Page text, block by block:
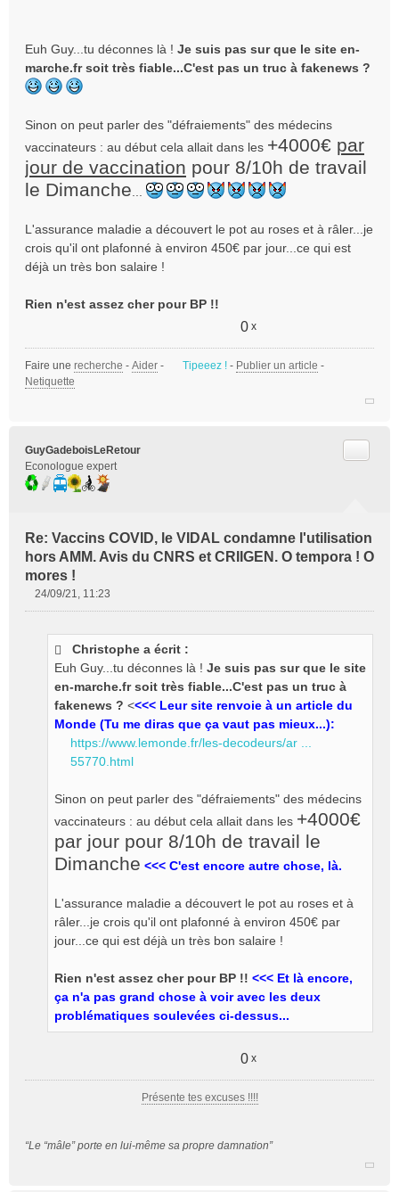
Euh Guy...tu déconnes là ! Je suis pas sur que le site en-
marche.fr soit très fiable...C'est pas un truc à fakenews ?
Sinon on peut parler des "défraiements" des médecins
vaccinateurs : au début cela allait dans les +4000€ par
jour de vaccination pour 8/10h de travail
le Dimanche...
L'assurance maladie a découvert le pot au roses et à râler...je
crois qu'il ont plafonné à environ 450€ par jour...ce qui est
déjà un très bon salaire !
Rien n'est assez cher pour BP !!
0 x
Faire une recherche - Aider - Tipeeez ! - Publier un article -
Netiquette
GuyGadeboisLeRetour
Econologue expert
Re: Vaccins COVID, le VIDAL condamne l'utilisation
hors AMM. Avis du CNRS et CRIIGEN. O tempora ! O
mores !
24/09/21, 11:23
Christophe a écrit :
Euh Guy...tu déconnes là ! Je suis pas sur que le site
en-marche.fr soit très fiable...C'est pas un truc à
fakenews ? <<<< Leur site renvoie à un article du
Monde (Tu me diras que ça vaut pas mieux...):
https://www.lemonde.fr/les-decodeurs/ar ...
55770.html
Sinon on peut parler des "défraiements" des médecins
vaccinateurs : au début cela allait dans les +4000€
par jour pour 8/10h de travail le
Dimanche <<< C'est encore autre chose, là.
L'assurance maladie a découvert le pot au roses et à
râler...je crois qu'il ont plafonné à environ 450€ par
jour...ce qui est déjà un très bon salaire !
Rien n'est assez cher pour BP !! <<< Et là encore,
ça n'a pas grand chose à voir avec les deux
problématiques soulevées ci-dessus...
0 x
Présente tes excuses !!!!
“Le “mâle” porte en lui-même sa propre damnation”